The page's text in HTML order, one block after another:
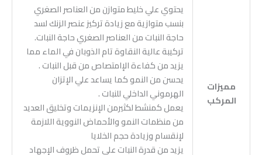
مميزات
المركب
يحتوي علي خليط متوازن من العناصر الصغري
بنسب متوازية مع زيادة تركيز عنصر الزنك لسد
حاجة النبات من العناصر الصغري حاجة النبات.
تركيبة عالية النقاوة تام الذوبان في الماء مما
يزيد من كفاءة الإامتصاص من قبل النبات .
يحسن من النمو كما يساعد علي الإتزان
الهرموني الداخلي للنبات .
يعمل كمنشط لكثيرمن الإنزيمات وتخليق العديد
من منظمات النمو والأحماض النووية اللازمة
لإنقسام وزيادة حجم الخلايا
يزيد من قدرة النبات علي تحمل ظروف الإجهاد